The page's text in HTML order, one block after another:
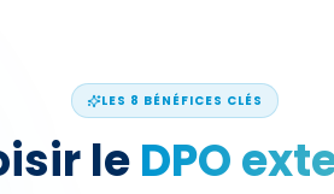
LES 8 BÉNÉFICES CLÉS
le DPO